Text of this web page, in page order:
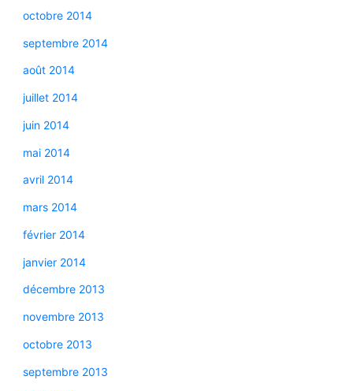
octobre 2014
septembre 2014
août 2014
juillet 2014
juin 2014
mai 2014
avril 2014
mars 2014
février 2014
janvier 2014
décembre 2013
novembre 2013
octobre 2013
septembre 2013